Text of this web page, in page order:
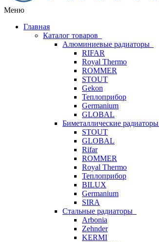
Меню
Главная
Каталог товаров
Алюминиевые радиаторы
RIFAR
Royal Thermo
ROMMER
STOUT
Gekon
Теплоприбор
Germanium
GLOBAL
Биметаллические радиаторы
STOUT
GLOBAL
Rifar
ROMMER
Royal Thermo
Теплоприбор
BILUX
Germanium
SIRA
Стальные радиаторы
Arbonia
Zehnder
KERMI